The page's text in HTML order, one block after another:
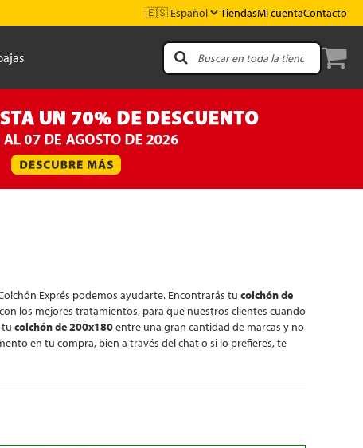
TiendasMi cuentaContacto
Exprés podemos ayudarte. Encontrarás tu colchón de
los mejores tratamientos, para que nuestros clientes cuando
colchón de 200x180entre una gran cantidad de marcas y no
en tu compra, bien a través del chat o si lo prefieres, te